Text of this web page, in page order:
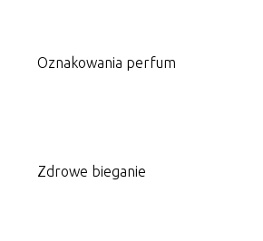
Oznakowania perfum
Zdrowe bieganie